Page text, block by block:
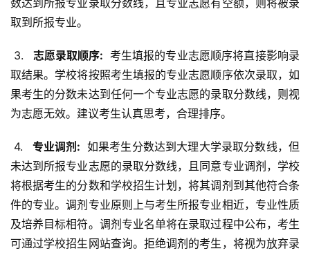
数达到所报专业录取分数线，且专业志愿有空额，则将被录
取到所报专业。
3.
  志愿录取顺序:
考生填报的专业志愿顺序将直接影响录
取结果。学校将按照考生填报的专业志愿顺序依次录取，如
果考生的分数未达到任何一个专业志愿的录取分数线，则视
为志愿无效。建议考生认真思考，合理排序。
4.
  专业调剂:
如果考生分数达到大理大学录取分数线，但
未达到所报专业志愿的录取分数线，且同意专业调剂，学校
将根据考生的分数和学校招生计划，将其调剂到其他符合条
件的专业。调剂专业原则上与考生所报专业相近，专业性质
及培养目标相符。调剂专业名单将在录取过程中公布，考生
可通过学校招生网站查询。拒绝调剂的考生，将视为放弃录